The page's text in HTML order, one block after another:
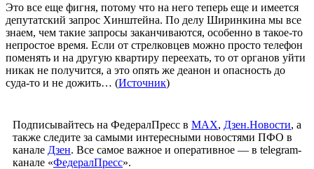
Это все еще фигня, потому что на него теперь еще и имеется
депутатский запрос Хинштейна. По делу Ширинкина мы все
знаем, чем такие запросы заканчиваются, особенно в такое-то
непростое время. Если от стрелковцев можно просто телефон
поменять и на другую квартиру переехать, то от органов уйти
никак не получится, а это опять же деанон и опасность до
суда-то и не дожить… (Источник)
Подписывайтесь на ФедералПресс в МАХ, Дзен.Новости, а
также следите за самыми интересными новостями ПФО в
канале Дзен. Все самое важное и оперативное — в telegram-
канале «ФедералПресс».